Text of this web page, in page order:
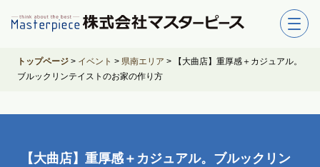
トップページ > イベント > 県南エリア >
【大曲店】重厚感＋カジュアル。
ブルックリンテイストのお家の作り方
【大曲店】重厚感＋カジュアル。ブルックリン